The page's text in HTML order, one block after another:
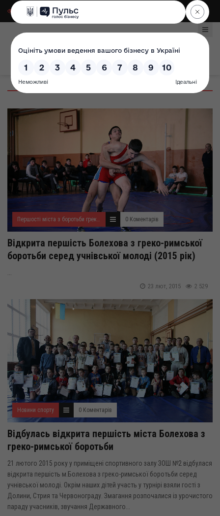
Для слабозорих|
Першості міста з боротьби греко-римської 0 Коментарів
Відкрита першість Болехова з греко-римської
боротьби серед учнівської молоді (2015 рік)
2 529
23 лют, 2015
Новини спорту 0 Коментарів
Відбулась відкрита першість міста Болехова з
греко-римської боротьби
21 лютого 2015 року у приміщені спортивного залу ЗОШ №2 відбулася
відкрита першість м.Болехова з греко-римської боротьби серед
учнівської молоді. Окрім наших дітей участь у турнірі взяли гості з
Долини, Стрия та Червонограду. Змагання розпочалися із урочистого
параду учасників, звучання Державного...